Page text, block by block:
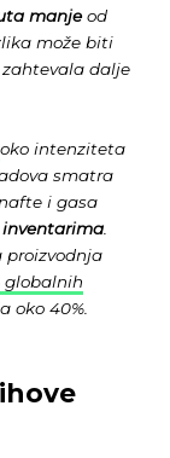
manjeod
može biti
dalje
oko intenziteta
smatra
i gasa
.
proizvodnja
globalnih
oko 40%.